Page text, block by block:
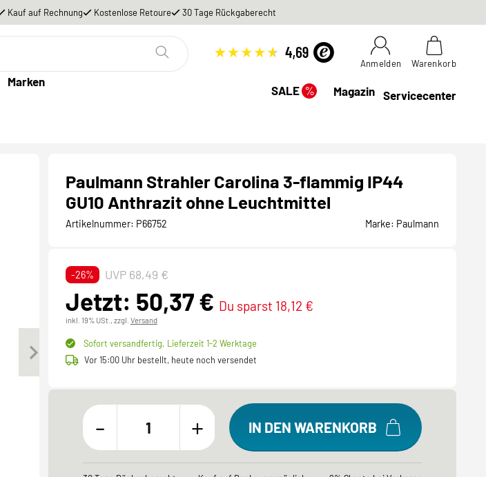
Kauf auf Rechnung Kostenlose Retoure 30 Tage Rückgaberecht
Anmelden Warenkorb
Marken
SALE% Magazin Servicecenter
Paulmann Strahler Carolina 3-flammig IP44
GU10 Anthrazit ohne Leuchtmittel
Artikelnummer: P66752 Marke: Paulmann
-26% UVP 68,49 €
Jetzt: 50,37 € Du sparst 18,12 €
inkl. 19% USt., zzgl. Versand
Sofort versandfertig, Lieferzeit 1-2 Werktage
Vor 15:00 Uhr bestellt, heute noch versendet
- + IN DEN WARENKORB